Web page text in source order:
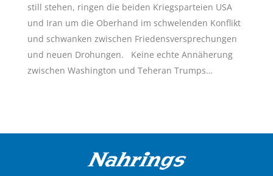
still stehen, ringen die beiden Kriegsparteien USA
und Iran um die Oberhand im schwelenden Konflikt
und schwanken zwischen Friedensversprechungen
und neuen Drohungen. Keine echte Annäherung
zwischen Washington und Teheran Trumps…